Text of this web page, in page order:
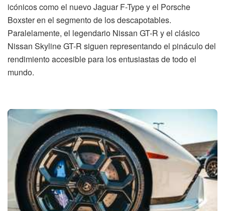
icónicos como el nuevo Jaguar F-Type y el Porsche
Boxster en el segmento de los descapotables.
Paralelamente, el legendario Nissan GT-R y el clásico
Nissan Skyline GT-R siguen representando el pináculo del
rendimiento accesible para los entusiastas de todo el
mundo.